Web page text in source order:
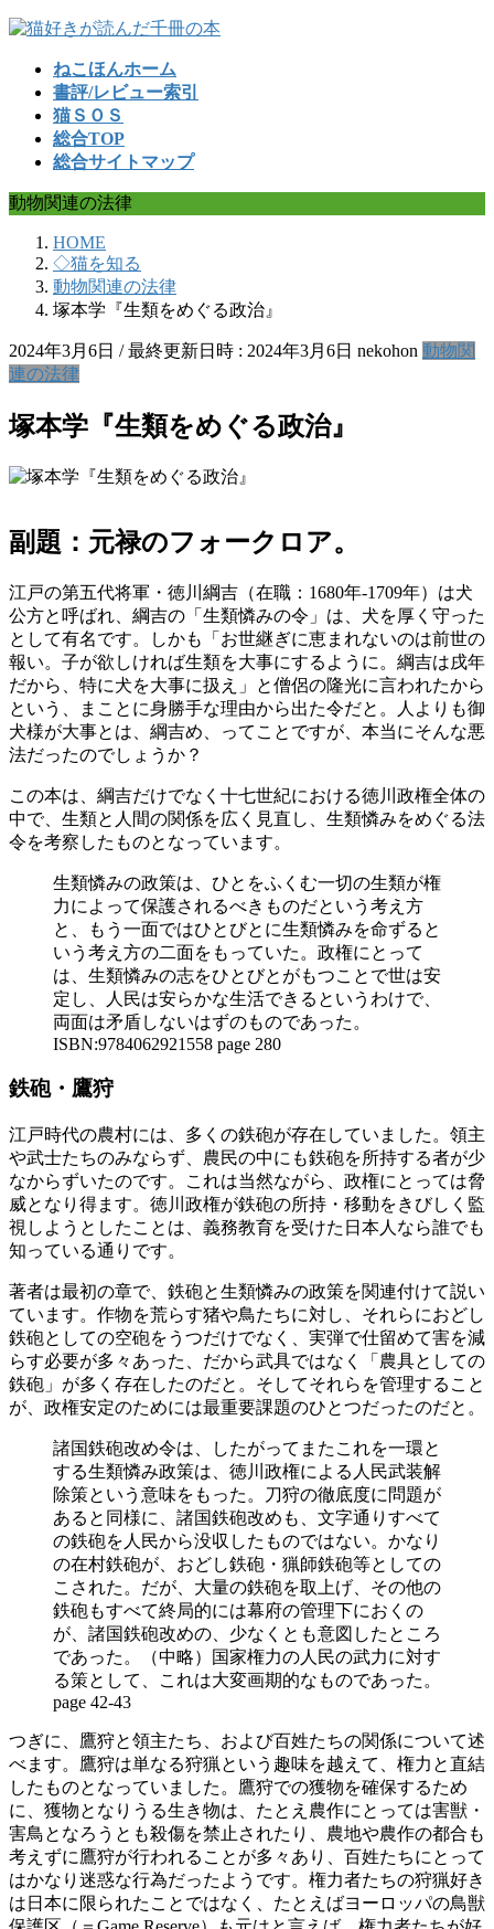
コ
キ
ッ
ナ
に
移
ねこほんホーム
書評/レビュー索引
猫ＳＯＳ
総合TOP
総合サイトマップ
動物関連の法律
HOME
◇猫を知る
動物関連の法律
塚本学『生類をめぐる政治』
2024年3月6日 / 最終更新日時 : 2024年3月6日 nekohon 動物関
連の法律
塚本学『生類をめぐる政治』
副題：元禄のフォークロア。
江戸の第五代将軍・徳川綱吉（在職：1680年-1709年）は犬
公方と呼ばれ、綱吉の「生類憐みの令」は、犬を厚く守った
として有名です。しかも「お世継ぎに恵まれないのは前世の
報い。子が欲しければ生類を大事にするように。綱吉は戌年
だから、特に犬を大事に扱え」と僧侶の隆光に言われたから
という、まことに身勝手な理由から出た令だと。人よりも御
犬様が大事とは、綱吉め、ってことですが、本当にそんな悪
法だったのでしょうか？
この本は、綱吉だけでなく十七世紀における徳川政権全体の
中で、生類と人間の関係を広く見直し、生類憐みをめぐる法
令を考察したものとなっています。
生類憐みの政策は、ひとをふくむ一切の生類が権
力によって保護されるべきものだという考え方
と、もう一面ではひとびとに生類憐みを命ずると
いう考え方の二面をもっていた。政権にとって
は、生類憐みの志をひとびとがもつことで世は安
定し、人民は安らかな生活できるというわけで、
両面は矛盾しないはずのものであった。
ISBN:9784062921558 page 280
鉄砲・鷹狩
江戸時代の農村には、多くの鉄砲が存在していました。領主
や武士たちのみならず、農民の中にも鉄砲を所持する者が少
なからずいたのです。これは当然ながら、政権にとっては脅
威となり得ます。徳川政権が鉄砲の所持・移動をきびしく監
視しようとしたことは、義務教育を受けた日本人なら誰でも
知っている通りです。
著者は最初の章で、鉄砲と生類憐みの政策を関連付けて説い
ています。作物を荒らす猪や鳥たちに対し、それらにおどし
鉄砲としての空砲をうつだけでなく、実弾で仕留めて害を減
らす必要が多々あった、だから武具ではなく「農具としての
鉄砲」が多く存在したのだと。そしてそれらを管理すること
が、政権安定のためには最重要課題のひとつだったのだと。
諸国鉄砲改め令は、したがってまたこれを一環と
する生類憐み政策は、徳川政権による人民武装解
除策という意味をもった。刀狩の徹底度に問題が
あると同様に、諸国鉄砲改めも、文字通りすべて
の鉄砲を人民から没収したものではない。かなり
の在村鉄砲が、おどし鉄砲・猟師鉄砲等としての
こされた。だが、大量の鉄砲を取上げ、その他の
鉄砲もすべて終局的には幕府の管理下におくの
が、諸国鉄砲改めの、少なくとも意図したところ
であった。（中略）国家権力の人民の武力に対す
る策として、これは大変画期的なものであった。
page 42-43
つぎに、鷹狩と領主たち、および百姓たちの関係について述
べます。鷹狩は単なる狩猟という趣味を越えて、権力と直結
したものとなっていました。鷹狩での獲物を確保するため
に、獲物となりうる生き物は、たとえ農作にとっては害獣・
害鳥となろうとも殺傷を禁止されたり、農地や農作の都合も
考えずに鷹狩が行われることが多々あり、百姓たちにとって
はかなり迷惑な行為だったようです。権力者たちの狩猟好き
は日本に限られたことではなく、たとえばヨーロッパの鳥獣